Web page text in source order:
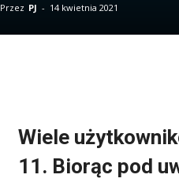
Przez PJ - 14 kwietnia 2021
Wiele
11. Biorąc pod